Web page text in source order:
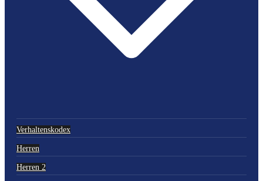
Verhaltenskodex
Herren
Herren 2